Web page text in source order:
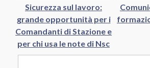
Sicurezza sul lavoro:
grande opportunità per i
Comandanti di Stazione e
per chi usa le note di Nsc